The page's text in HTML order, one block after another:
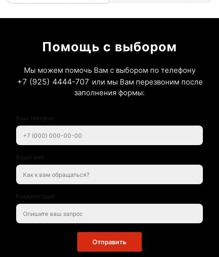
Помощь с выбором
Мы можем помочь Вам с выбором по телефону
+7 (925) 4444-707 или мы Вам перезвоним после
заполнения формы:
Ваш телефон
Ваше имя
Комментарий
Отправить